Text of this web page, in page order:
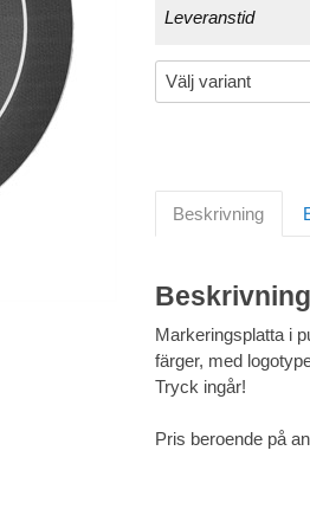
Leveranstid
Beskrivning
Beskrivning
Markeringsplatta i
färger, med
Tryck ingår!
Pris beroende på